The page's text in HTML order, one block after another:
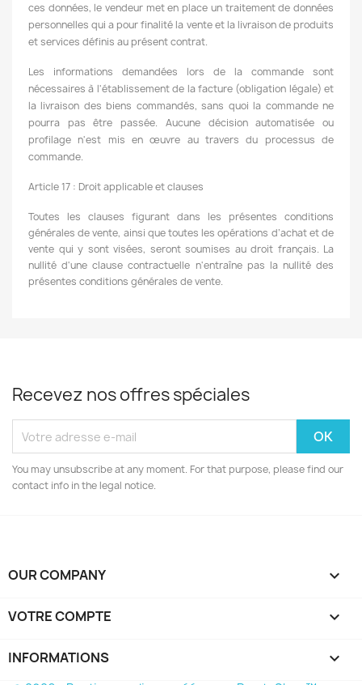
ces données, le vendeur met en place un traitement de données
personnelles qui a pour finalité la vente et la livraison de produits
et services définis au présent contrat.
Les informations demandées lors de la commande sont
nécessaires à l'établissement de la facture (obligation légale) et
la livraison des biens commandés, sans quoi la commande ne
pourra pas être passée. Aucune décision automatisée ou
profilage n'est mis en œuvre au travers du processus de
commande.
Article 17 : Droit applicable et clauses
Toutes les clauses figurant dans les présentes conditions
générales de vente, ainsi que toutes les opérations d’achat et de
vente qui y sont visées, seront soumises au droit français. La
nullité d'une clause contractuelle n'entraîne pas la nullité des
présentes conditions générales de vente.
Recevez nos offres spéciales
You may unsubscribe at any moment. For that purpose, please find our
contact info in the legal notice.
OUR COMPANY 
VOTRE COMPTE 
INFORMATIONS keyboard_arrow_down